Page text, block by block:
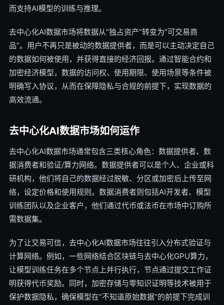
而支持AI模型的训练与推理。
去中心化AI数据市场将数据从“独占资产”转变为“可交易商
品”。用户不再只是被动的数据提供者，而是可以主动决定自己
的数据如何被使用，并获得直接的经济回报。通过智能合约和
加密经济模型，数据的访问权、使用期限、使用场景等条件被
明确写入协议，从而在保障隐私与合规的前提下，实现数据的
高效流通。
去中心化AI数据市场如何运作
去中心化AI数据市场通常包含三类核心角色：数据提供者、数
据消费者和验证/算力网络。数据提供者可以是个人、企业或科
研机构，他们将自己的数据经过脱敏、分区或加密后上传至网
络，设定价格和使用规则。数据消费者则包括AI开发者、模型
训练团队以及企业客户，他们通过代币或法币在市场中订购所
需数据集。
为了让交易可信，去中心化AI数据市场往往引入分布式验证与
计算网络。例如，一些网络结合区块链与去中心化GPU算力，
让模型训练任务在多个节点上并行执行，节点通过提交工作证
明获得代币奖励。同时，加密存储与零知识证明等技术被用于
保护数据隐私，确保模型在“不知道原始数据”的前提下完成训